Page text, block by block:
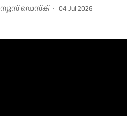
ന്യൂസ് ഡെസ്ക് 04 Jul 2026